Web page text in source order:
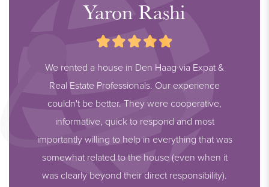
Yaron Rashi
We rented a house in Den Haag via Expat &
Real Estate Professionals. Our experience
couldn't be better. They were cooperative,
informative, quick to respond and most
importantly willing to help in everything that was
somewhat related to the house (even when it
was clearly beyond their direct responsibility).